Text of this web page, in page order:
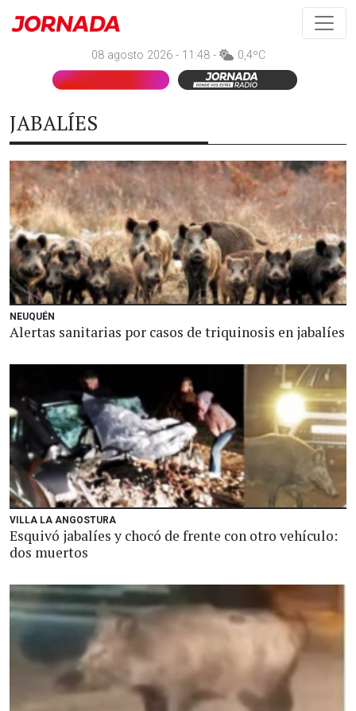
08 agosto 2026 - 11:48 - 0,4ºC
JABALÍES
NEUQUÉN
Alertas sanitarias por casos de triquinosis en jabalíes
VILLA LA ANGOSTURA
Esquivó jabalíes y chocó de frente con otro vehículo:
dos muertos